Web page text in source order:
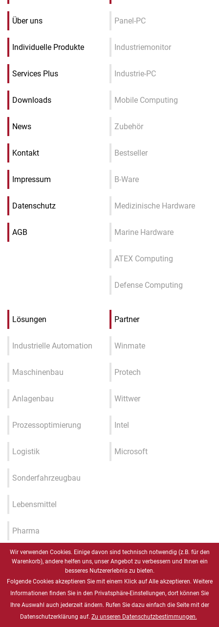
Über uns
Individuelle Produkte
Services Plus
Downloads
News
Kontakt
Impressum
Datenschutz
AGB
Panel-PC
Industriemonitor
Industrie-PC
Mobile Computing
Zubehör
Bestseller
B-Ware
Medizinische Hardware
Marine Hardware
ATEX Computing
Defense Computing
Lösungen
Industrielle Automation
Maschinenbau
Anlagenbau
Prozessoptimierung
Logistik
Sonderfahrzeugbau
Lebensmittel
Pharma
Industrie 4.0 / IIOT / Smart
Gesundheitswesen
Marine
Partner
Winmate
Protech
Wittwer
Intel
Microsoft
Wir verwenden Cookies. Einige davon sind technisch notwendig (z.B. für den
Warenkorb), andere helfen uns, unser Angebot zu verbessern und Ihnen ein
besseres Nutzererlebnis zu bieten.
Folgende Cookies akzeptieren Sie mit einem Klick auf Alle akzeptieren. Weitere
Informationen finden Sie in den Privatsphäre-Einstellungen, dort können Sie
Ihre Auswahl auch jederzeit ändern. Rufen Sie dazu einfach die Seite mit der
Datenschutzerklärung auf. Zu unseren Datenschutzbestimmungen.